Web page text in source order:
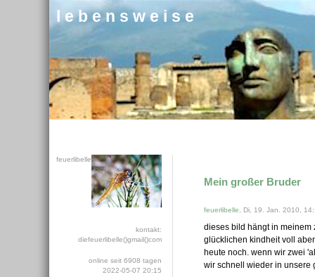
l e b e n s w e i s e
Mein großer Bruder
feuerlibelle , Di, 19. Jan. 2010,
dieses bild hängt in meinem
glücklichen kindheit voll
heute noch. wenn wir zwei
wir schnell wieder in unsere
feuerlibelle
kontakt:
diefeuerlibelle()gmail()com
online seit 6908 tagen
2022-05-07 20:15